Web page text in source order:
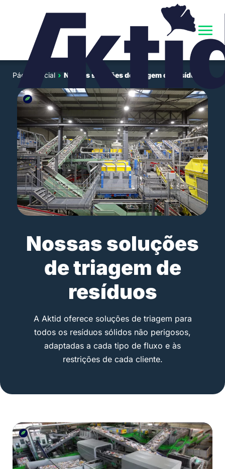
Página inicial › Nossas soluções de triagem de resíduos
Nossas soluções
de triagem de
resíduos
A Aktid oferece soluções de triagem para
todos os resíduos sólidos não perigosos,
adaptadas a cada tipo de fluxo e às
restrições de cada cliente.